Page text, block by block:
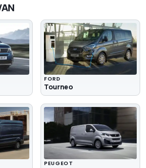
FORD
Tourneo
PEUGEOT